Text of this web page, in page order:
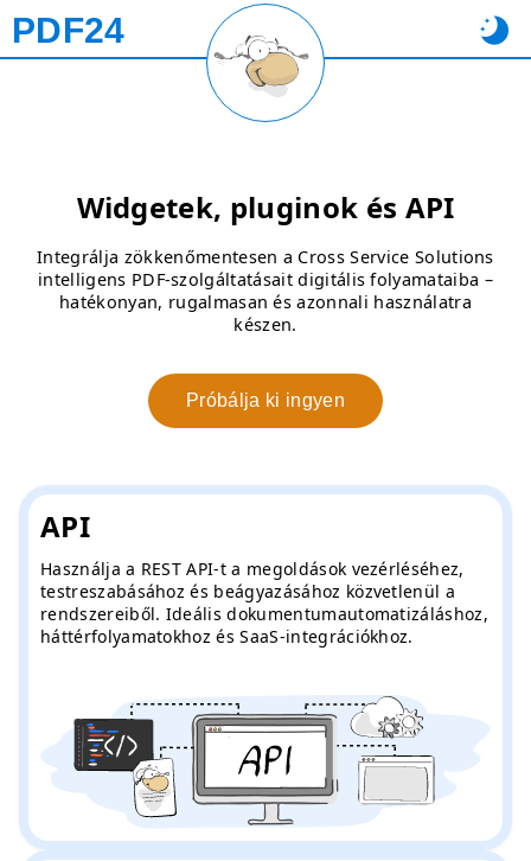
PDF24
Widgetek, pluginok és API
Integrálja zökkenőmentesen a Cross Service Solutions
intelligens PDF-szolgáltatásait digitális folyamataiba –
hatékonyan, rugalmasan és azonnali használatra
készen.
Próbálja ki ingyen
API
Használja a REST API-t a megoldások vezérléséhez,
testreszabásához és beágyazásához közvetlenül a
rendszereiből. Ideális dokumentumautomatizáláshoz,
háttérfolyamatokhoz és SaaS-integrációkhoz.